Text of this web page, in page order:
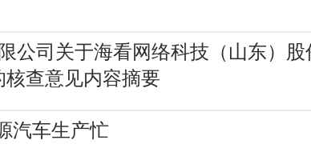
公司关于海看网络科技（山东）
查意见内容摘要
汽车生产忙